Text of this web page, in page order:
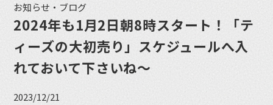
お知らせ・ブログ
2024年も1月2日朝8時スタート！「テ
ィーズの大初売り」スケジュールへ入
れておいて下さいね〜
2023/12/21